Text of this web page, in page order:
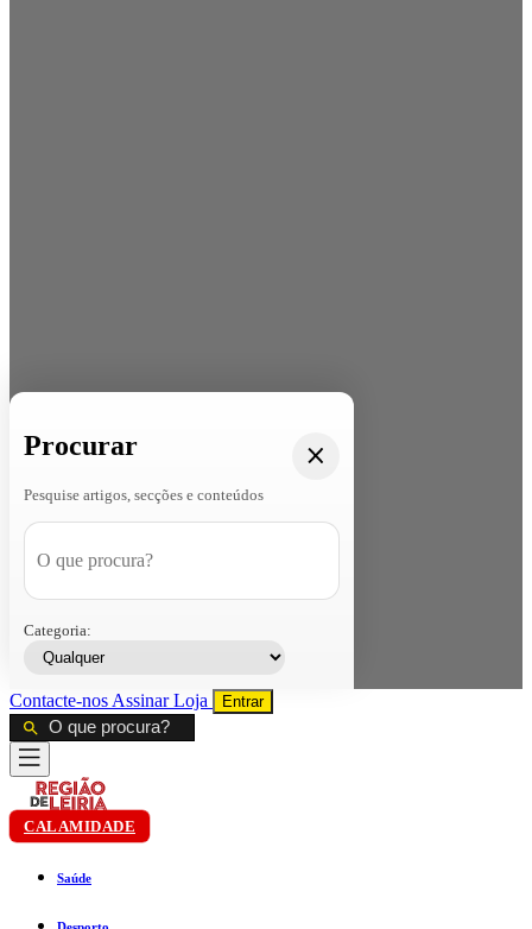
Procurar
Pesquise artigos, secções e conteúdos
Categoria:
Contacte-nos AssinarLoja Entrar
CALAMIDADE
Saúde